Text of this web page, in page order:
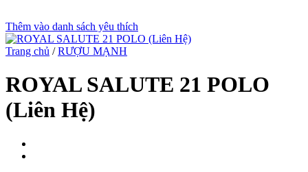
Thêm vào danh sách yêu thích
Trang chủ / RƯỢU MẠNH
ROYAL SALUTE 21 POLO
(Liên Hệ)